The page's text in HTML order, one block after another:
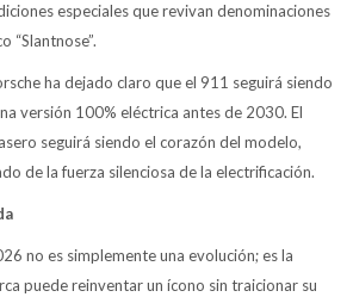
especiales que revivan denominaciones
“Slantnose”.
ha dejado claro que el 911 seguirá siendo
versión 100% eléctrica antes de 2030. El
seguirá siendo el corazón del modelo,
de la fuerza silenciosa de la electrificación.
no es simplemente una evolución; es la
puede reinventar un ícono sin traicionar su